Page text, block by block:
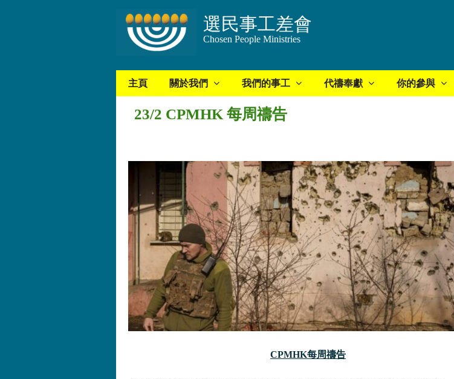
選民事工差會
Chosen People Ministries
主頁 關於我們 我們的事工 代禱奉獻 你的參與
23/2 CPMHK 每周禱告
CPMHK每周禱告